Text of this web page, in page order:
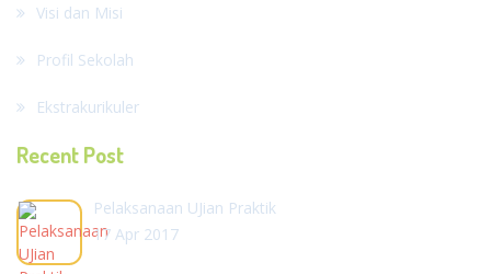
Visi dan Misi
Profil Sekolah
Ekstrakurikuler
Recent Post
Pelaksanaan UJian Praktik
17 Apr 2017